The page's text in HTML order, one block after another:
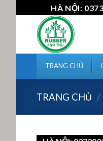
to
content
HÀ NỘI:
TRANG CHỦ
TRANG CHỦ /